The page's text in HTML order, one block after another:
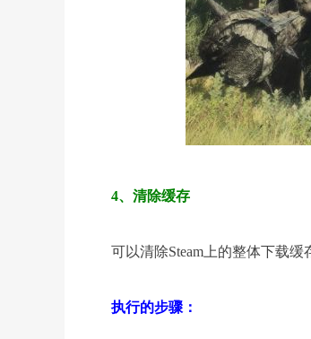
4、清除缓存
可以清除Steam上的整体下载
执行的步骤：